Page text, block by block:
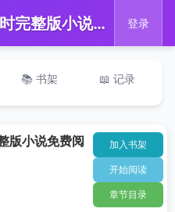
📖 蝉鸣盛夏别离时完整版小说免费阅读全文免费阅读 登录
📚 书架 📖 记录
版小说免费阅
加入书架
开始阅读
章节目录